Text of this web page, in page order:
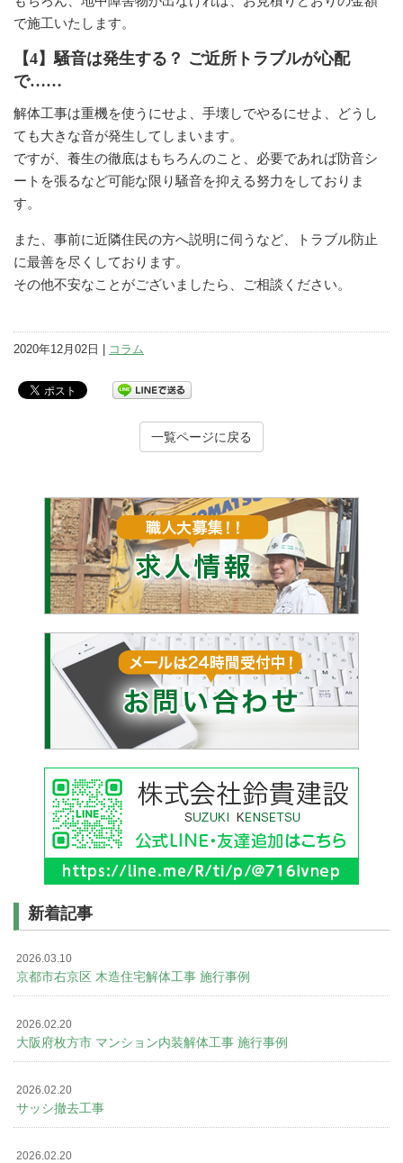
で施工いたします。
【4】騒音は発生する？ ご近所トラブルが心配
で……
解体工事は重機を使うにせよ、手壊しでやるにせよ、どうし
ても大きな音が発生してしまいます。
ですが、養生の徹底はもちろんのこと、必要であれば防音シ
ートを張るなど可能な限り騒音を抑える努力をしておりま
す。
また、事前に近隣住民の方へ説明に伺うなど、トラブル防止
に最善を尽くしております。
その他不安なことがございましたら、ご相談ください。
2020年12月02日 | コラム
一覧ページに戻る
新着記事
2026.03.10
京都市右京区 木造住宅解体工事 施行事例
2026.02.20
大阪府枚方市 マンション内装解体工事 施行事例
2026.02.20
サッシ撤去工事
2026.02.20